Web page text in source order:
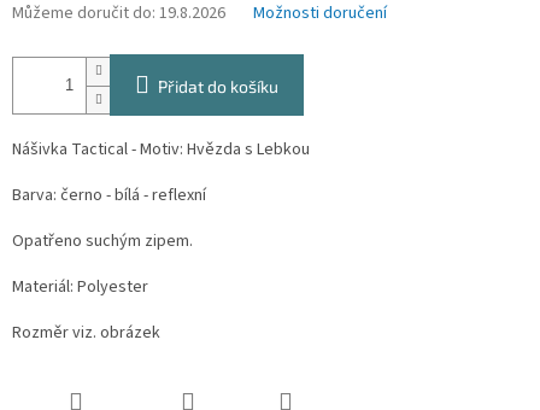
Můžeme doručit do: 19.8.2026 Možnosti doručení
Přidat do košíku
Nášivka Tactical - Motiv: Hvězda s Lebkou
Barva: černo - bílá - reflexní
Opatřeno suchým zipem.
Materiál: Polyester
Rozměr viz. obrázek